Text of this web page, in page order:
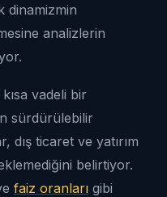
dinamizmin
analizlerin
vadeli bir
sürdürülebilir
dış ticaret ve yatırım
belirtiyor.
faiz oranları gibi